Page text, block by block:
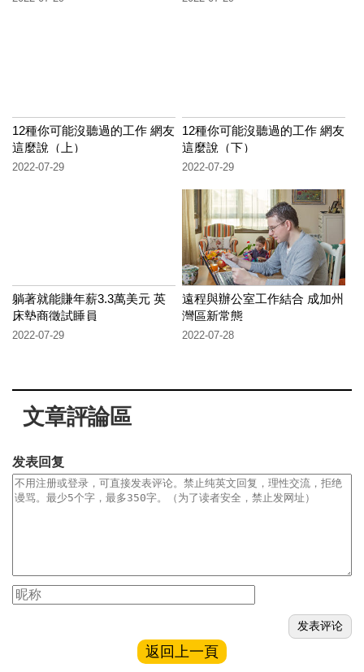
12種你可能沒聽過的工作 網友
這麼說（上）
2022-07-29
12種你可能沒聽過的工作 網友
這麼說（下）
2022-07-29
躺著就能賺年薪3.3萬美元 英
床墊商徵試睡員
2022-07-29
遠程與辦公室工作結合 成加州
灣區新常態
2022-07-28
文章評論區
发表回复
返回上一頁